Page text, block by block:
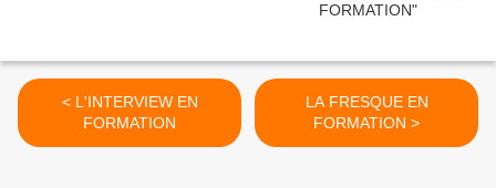
< L'INTERVIEW EN
FORMATION
LA FRESQUE EN
FORMATION >